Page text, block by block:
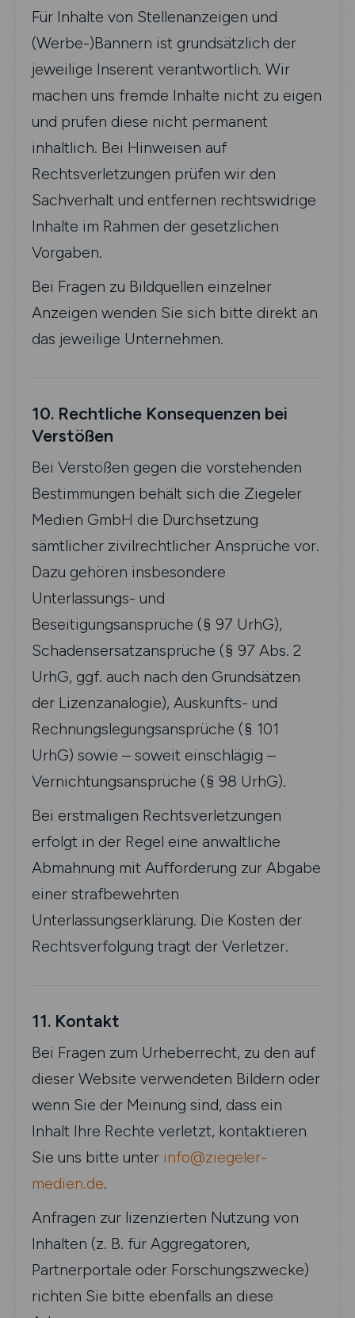
Für Inhalte von Stellenanzeigen und
(Werbe-)Bannern ist grundsätzlich der
jeweilige Inserent verantwortlich. Wir
machen uns fremde Inhalte nicht zu eigen
und prüfen diese nicht permanent
inhaltlich. Bei Hinweisen auf
Rechtsverletzungen prüfen wir den
Sachverhalt und entfernen rechtswidrige
Inhalte im Rahmen der gesetzlichen
Vorgaben.
Bei Fragen zu Bildquellen einzelner
Anzeigen wenden Sie sich bitte direkt an
das jeweilige Unternehmen.
10. Rechtliche Konsequenzen bei
Verstößen
Bei Verstößen gegen die vorstehenden
Bestimmungen behält sich die Ziegeler
Medien GmbH die Durchsetzung
sämtlicher zivilrechtlicher Ansprüche vor.
Dazu gehören insbesondere
Unterlassungs- und
Beseitigungsansprüche (§ 97 UrhG),
Schadensersatzansprüche (§ 97 Abs. 2
UrhG, ggf. auch nach den Grundsätzen
der Lizenzanalogie), Auskunfts- und
Rechnungslegungsansprüche (§ 101
UrhG) sowie – soweit einschlägig –
Vernichtungsansprüche (§ 98 UrhG).
Bei erstmaligen Rechtsverletzungen
erfolgt in der Regel eine anwaltliche
Abmahnung mit Aufforderung zur Abgabe
einer strafbewehrten
Unterlassungserklärung. Die Kosten der
Rechtsverfolgung trägt der Verletzer.
11. Kontakt
Bei Fragen zum Urheberrecht, zu den auf
dieser Website verwendeten Bildern oder
wenn Sie der Meinung sind, dass ein
Inhalt Ihre Rechte verletzt, kontaktieren
Sie uns bitte unter info@ziegeler-
medien.de.
Anfragen zur lizenzierten Nutzung von
Inhalten (z. B. für Aggregatoren,
Partnerportale oder Forschungszwecke)
richten Sie bitte ebenfalls an diese